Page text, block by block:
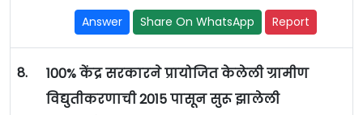
Answer Share On WhatsApp Report
8.
100% केंद्र सरकारने प्रायोजित केलेली ग्रामीण
विद्युतीकरणाची 2015 पासून सुरू झालेली